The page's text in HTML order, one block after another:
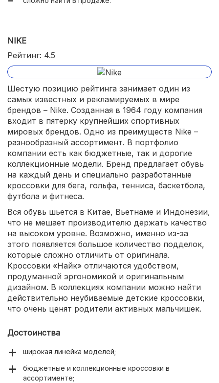
NIKE
Рейтинг: 4.5
Шестую позицию рейтинга занимает один из
самых известных и рекламируемых в мире
брендов – Nike. Созданная в 1964 году компания
входит в пятерку крупнейших спортивных
мировых брендов. Одно из преимуществ Nike –
разнообразный ассортимент. В портфолио
компании есть как бюджетные, так и дорогие
коллекционные модели. Бренд предлагает обувь
на каждый день и специально разработанные
кроссовки для бега, гольфа, тенниса, баскетбола,
футбола и фитнеса.
Вся обувь шьется в Китае, Вьетнаме и Индонезии,
что не мешает производителю держать качество
на высоком уровне. Возможно, именно из-за
этого появляется большое количество подделок,
которые сложно отличить от оригинала.
Кроссовки «Найк» отличаются удобством,
продуманной эргономикой и оригинальным
дизайном. В коллекциях компании можно найти
действительно неубиваемые детские кроссовки,
что очень ценят родители активных мальчишек.
Достоинства
широкая линейка моделей;
бюджетные и коллекционные кроссовки в
ассортименте;